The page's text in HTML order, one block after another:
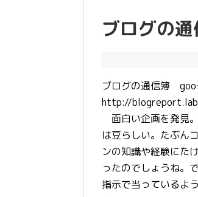
ブログの
ブログの通信簿 goo
http://
面白い企画を発見
は豆らしい。たぶん
ンの知識や経験にた
ったのでしょうね。
指示で当っているよ